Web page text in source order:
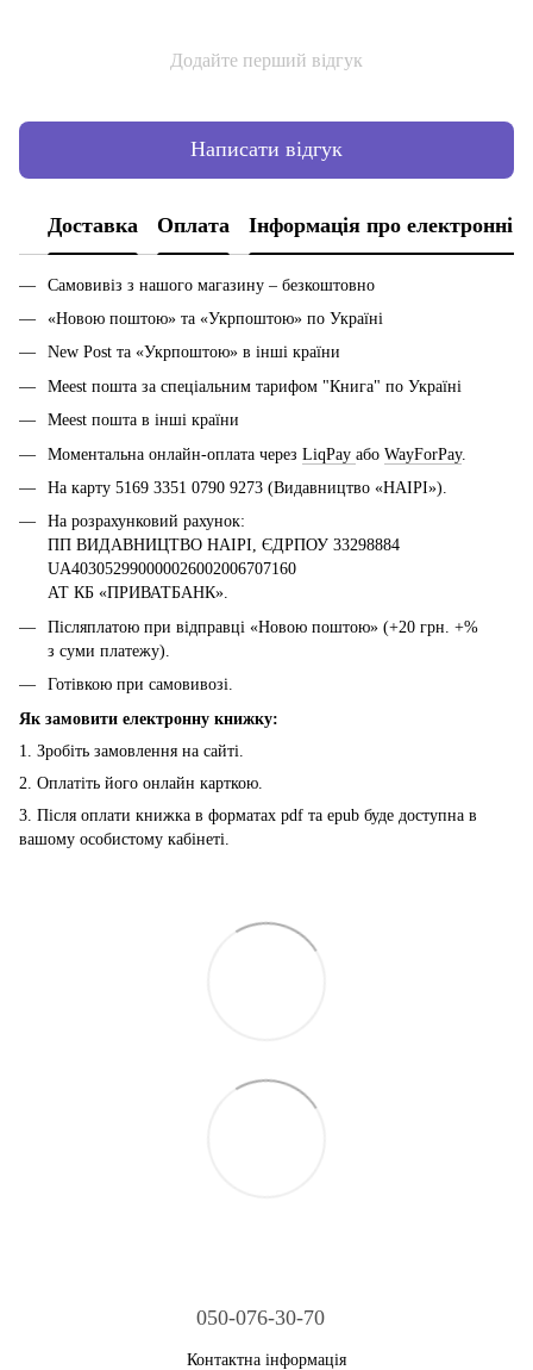
Додайте перший відгук
Написати відгук
Доставка Оплата Інформація про електронні
Самовивіз з нашого магазину – безкоштовно
«Новою поштою» та «Укрпоштою» по Україні
New Post та «Укрпоштою» в інші країни
Meest пошта за спеціальним тарифом "Книга" по Україні
Meest пошта в інші країни
Моментальна онлайн-оплата через LiqPay або WayForPay.
На карту 5169 3351 0790 9273 (Видавництво «НАІРІ»).
На розрахунковий рахунок:
ПП ВИДАВНИЦТВО НАІРІ, ЄДРПОУ 33298884
UA403052990000026002006707160
АТ КБ «ПРИВАТБАНК».
Післяплатою при відправці «Новою поштою» (+20 грн. +%
з суми платежу).
Готівкою при самовивозі.
Як замовити електронну книжку:
1. Зробіть замовлення на сайті.
2. Оплатіть його онлайн карткою.
3. Після оплати книжка в форматах pdf та epub буде доступна в
вашому особистому кабінеті.
050-076-30-70
Контактна інформація